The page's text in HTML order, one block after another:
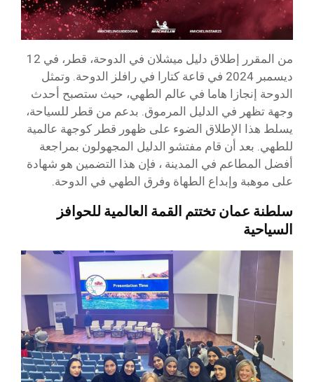
من المقرر إطلاق دليل ميشلان في الدوحة، قطر، في 12
ديسمبر 2024 في قاعة كتارا في رافلز الدوحة. وتمثل
الدوحة إنجازا هاما في عالم الطهي، حيث ستصبح أحدث
وجهة تظهر في الدليل المرموق. بدعم من قطر للسياحة،
يسلط هذا الإطلاق الضوء على ظهور قطر كوجهة عالمية
للطهي. بعد أن قام مفتشو الدليل المجهولون بمراجعة
أفضل المطاعم في المدينة ، فإن هذا التضمين هو شهادة
على موهبة وإبداع الطهاة وفرق الطهي في الدوحة.
سلطنة عمان تختتم القمة العالمية للحوافز
السياحية